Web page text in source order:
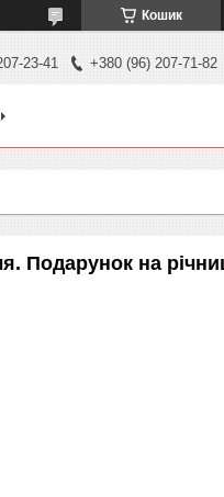
Кошик
23-41 +380 (96) 207-71-82
Подарунок на